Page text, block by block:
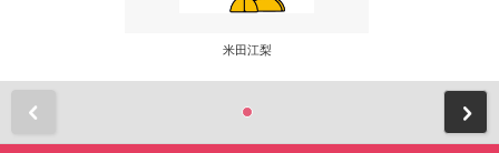
米田江梨